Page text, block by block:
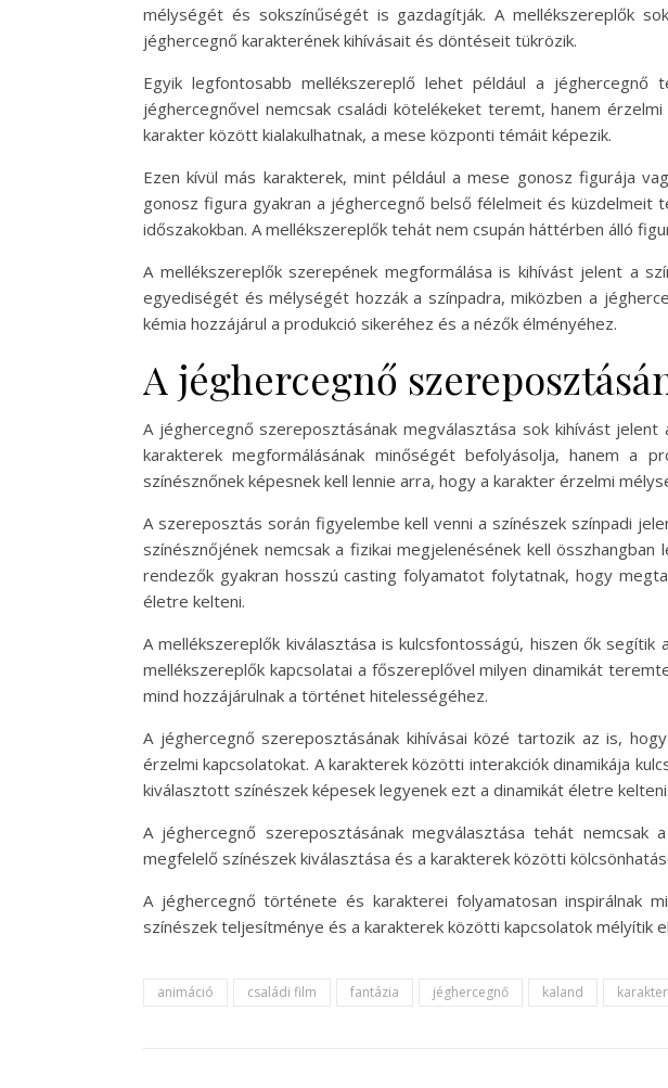
mélységét és sokszínűségét is gazdagítják. A mellékszereplők
jéghercegnő karakterének kihívásait és döntéseit tükrözik.
Egyik legfontosabb mellékszereplő lehet például a
jéghercegnővel nemcsak családi kötelékeket teremt, hanem
karakter között kialakulhatnak, a mese központi témáit képezik.
Ezen kívül más karakterek, mint például a mese gonosz figurája
gonosz figura gyakran a jéghercegnő belső félelmeit és
időszakokban. A mellékszereplők tehát nem csupán háttérben álló
A mellékszereplők szerepének megformálása is kihívást jelent a
egyediségét és mélységét hozzák a színpadra, miközben a
kémia hozzájárul a produkció sikeréhez és a nézők élményéhez.
A jéghercegnő
A jéghercegnő szereposztásának megválasztása sok kihívást
karakterek megformálásának minőségét befolyásolja, hanem a
színésznőnek képesnek kell lennie arra, hogy a karakter érzelmi
A szereposztás során figyelembe kell venni a színészek színpadi
színésznőjének nemcsak a fizikai megjelenésének kell
rendezők gyakran hosszú casting folyamatot folytatnak, hogy
életre kelteni.
A mellékszereplők kiválasztása is kulcsfontosságú, hiszen ők
mellékszereplők kapcsolatai a főszereplővel milyen dinamikát
mind hozzájárulnak a történet hitelességéhez.
A jéghercegnő szereposztásának kihívásai közé tartozik az is,
érzelmi kapcsolatokat. A karakterek közötti interakciók dinamikája
kiválasztott színészek képesek legyenek ezt a dinamikát életre kelteni.
A jéghercegnő szereposztásának megválasztása tehát
megfelelő színészek kiválasztása és a karakterek közötti
A jéghercegnő története és karakterei folyamatosan inspirálnak
színészek teljesítménye és a karakterek közötti kapcsolatok mélyítik
animáció családi film fantázia jéghercegnő kaland